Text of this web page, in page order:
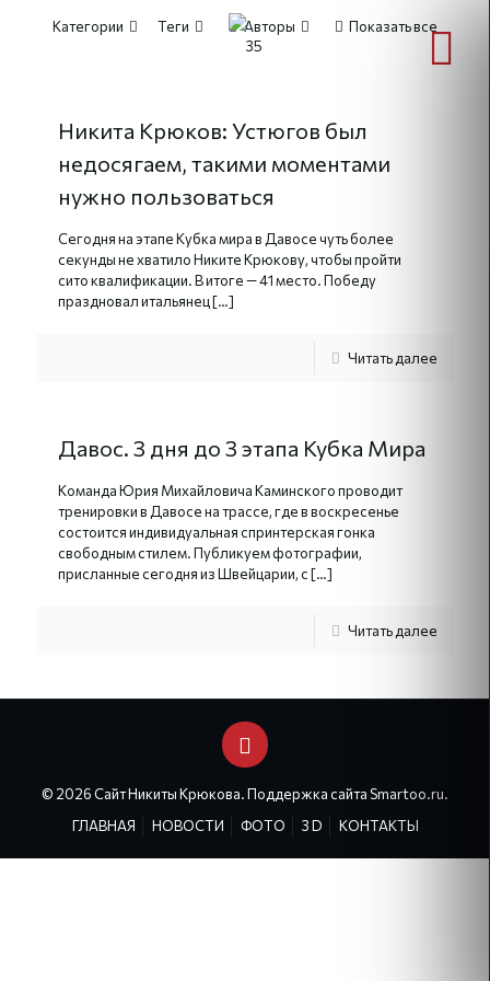
Категории Теги Авторы Показать все
Никита Крюков: Устюгов был
недосягаем, такими моментами
нужно пользоваться
Сегодня на этапе Кубка мира в Давосе чуть более
секунды не хватило Никите Крюкову, чтобы пройти
сито квалификации. В итоге — 41 место. Победу
праздновал итальянец[…]
Читать далее
Давос. 3 дня до 3 этапа Кубка Мира
Команда Юрия Михайловича Каминского проводит
тренировки в Давосе на трассе, где в воскресенье
состоится индивидуальная спринтерская гонка
свободным стилем. Публикуем фотографии,
присланные сегодня из Швейцарии, с[…]
Читать далее
© 2026 Сайт Никиты Крюкова. Поддержка сайтаSmartoo.ru.
ГЛАВНАЯ
НОВОСТИ ФОТО 3 D КОНТАКТЫ